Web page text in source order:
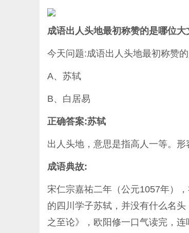
成语出人头地最初称赞的是哪位
今天问题:成语出人头地最初称赞
A、苏轼
B、白居易
正确答案:苏轼
出人头地，意思是指高人一等。
成语典故:
宋仁宗嘉祐二年（公元1057年）
的四川学子苏轼，并没有什么名
之至论》，欧阳修一口气读完，